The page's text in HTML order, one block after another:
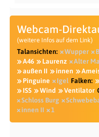
Webcam-
(weitere Infos auf dem Link)
Talansichten: Wupper
A46
Laurenz Alter
außen II
innen
Pinguine
Igel Falken:
ISS
Wind Ventilator
Schloss Burg
innen II
1